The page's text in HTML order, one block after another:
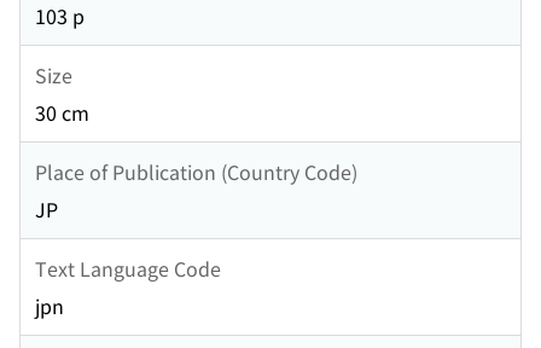
103 p
Size
30 cm
Place of Publication (Country Code)
JP
Text Language Code
jpn